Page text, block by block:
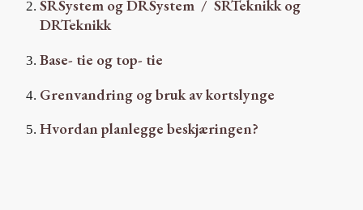
SRSystem og DRSystem / SRTeknikk og
DRTeknikk
Base- tie og top- tie
Grenvandring og bruk av kortslynge
Hvordan planlegge beskjæringen?